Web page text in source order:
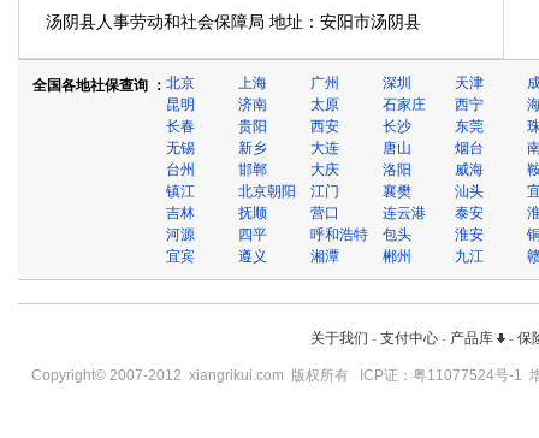
汤阴县人事劳动和社会保障局 地址：安阳市汤阴县
全国各地社保查询 ： 北京 上海 广州 深圳 天津
昆明
济南 太原 石家庄 西宁
长春
贵阳 西安 长沙 东莞
无锡
新乡 大连 唐山 烟台
台州
邯郸 大庆 洛阳 威海
镇江
北京朝阳 江门 襄樊 汕头
吉林
抚顺 营口 连云港 泰安
河源
四平 呼和浩特 包头 淮安
宜宾
遵义 湘潭 郴州 九江
关于我们 - 支付中心- 产品库 - 保
Copyright© 2007-2012 xiangrikui.com 版权所有 ICP证： 粤11077524号-1